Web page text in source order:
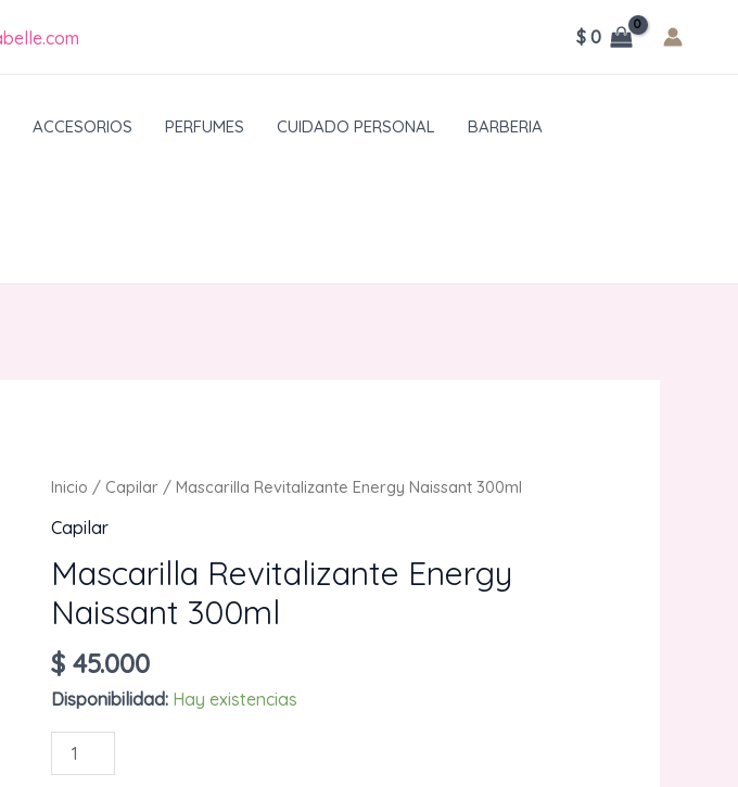
$0
ACCESORIOS PERFUMES CUIDADO PERSONAL BARBERIA
Inicio / Capilar / Mascarilla Revitalizante Energy Naissant 300ml
Capilar
Mascarilla Revitalizante Energy
Naissant 300ml
$ 45.000
Disponibilidad: Hay existencias
Mascarilla
Revitalizante